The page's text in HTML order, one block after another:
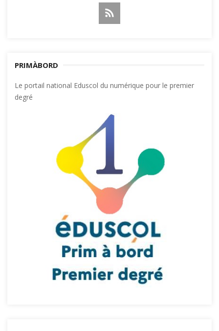
PRIMÀBORD
Le portail national Eduscol du numérique pour le premier
degré